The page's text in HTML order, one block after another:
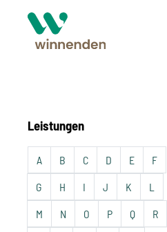
Leistungen
A B C D E F
G H I J K L
M N O P Q R